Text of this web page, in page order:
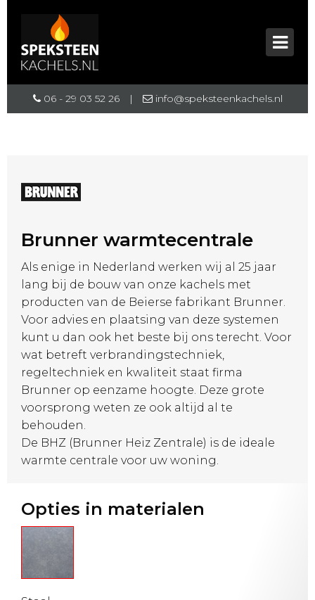
06 - 29 03 52 26 | info@speksteenkachels.nl
Brunner warmtecentrale
Als enige in Nederland werken wij al 25 jaar
lang bij de bouw van onze kachels met
producten van de Beierse fabrikant Brunner.
Voor advies en plaatsing van deze systemen
kunt u dan ook het beste bij ons terecht. Voor
wat betreft verbrandingstechniek,
regeltechniek en kwaliteit staat firma
Brunner op eenzame hoogte. Deze grote
voorsprong weten ze ook altijd al te
behouden.
De BHZ (Brunner Heiz Zentrale) is de ideale
warmte centrale voor uw woning.
Opties in materialen